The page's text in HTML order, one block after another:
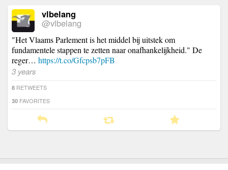
vlbelang
@vlbelang
"Het Vlaams Parlement is het middel bij uitstek om
fundamentele stappen te zetten naar onafhankelijkheid." De
reger… https://t.co/Gfcpsb7pFB
3 years
8 RETWEETS
30 FAVORITES